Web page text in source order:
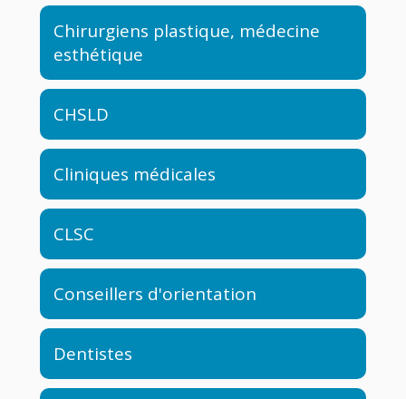
Chirurgiens plastique, médecine
esthétique
CHSLD
Cliniques médicales
CLSC
Conseillers d'orientation
Dentistes